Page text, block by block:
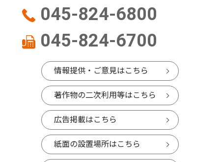
045-824-6800
045-824-6700
情報提供・ご意見はこちら
著作物の二次利用等はこちら
広告掲載はこちら
紙面の設置場所はこちら